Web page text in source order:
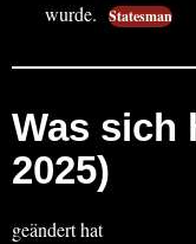
wurde.
Statesman
Was sich
2025)
geändert hat